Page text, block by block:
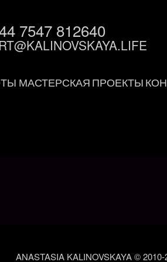
7547 812640
МАСТЕРСКАЯПРОЕКТЫ
ANASTASIA KALINOVSKAYA ©